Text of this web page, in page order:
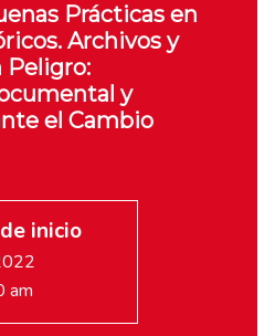
Prácticas en
Archivos y
Peligro:
y
el Cambio
inicio
am